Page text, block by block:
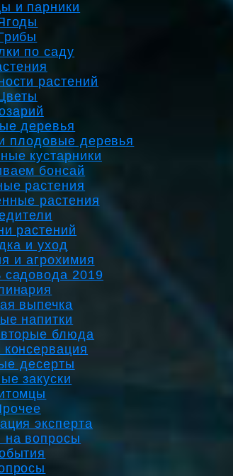
и парники
по саду
растений
деревья
плодовые деревья
кустарники
бонсай
растения
растения
растений
и уход
и агрохимия
садовода 2019
выпечка
напитки
блюда
десерты
закуски
эксперта
на вопросы